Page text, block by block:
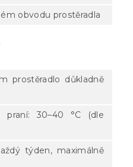
obvodu prostěradla
prostěradlo důkladně
praní: 30–40 °C (dle
týden, maximálně